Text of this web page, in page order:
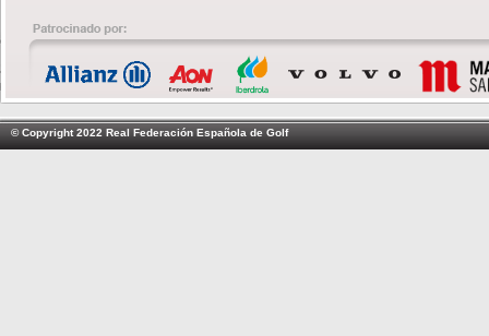
© Copyright 2022 Real Federación Española de Golf